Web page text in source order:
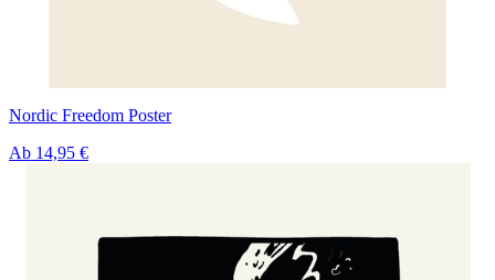
Nordic Freedom Poster
Ab 14,95 €